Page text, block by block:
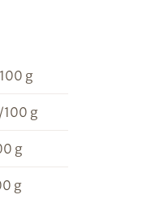
g
g
g
g